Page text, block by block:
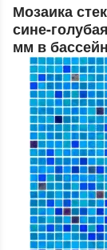
Мозаика
сине-
мм в